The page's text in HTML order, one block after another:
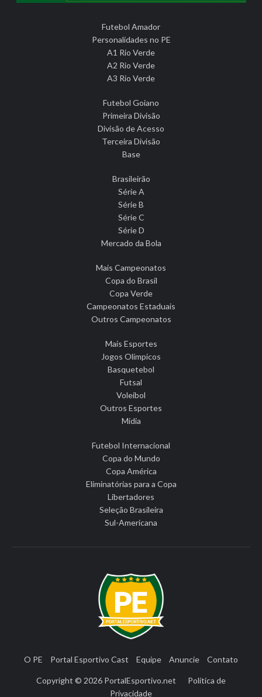
Futebol Amador
Personalidades no PE
A1 Rio Verde
A2 Rio Verde
A3 Rio Verde
Futebol Goiano
Primeira Divisão
Divisão de Acesso
Terceira Divisão
Base
Brasileirão
Série A
Série B
Série C
Série D
Mercado da Bola
Mais Campeonatos
Copa do Brasil
Copa Verde
Campeonatos Estaduais
Outros Campeonatos
Mais Esportes
Jogos Olímpicos
Basquetebol
Futsal
Voleibol
Outros Esportes
Mídia
Futebol Internacional
Copa do Mundo
Copa América
Eliminatórias para a Copa
Libertadores
Seleção Brasileira
Sul-Americana
O PE Portal Esportivo Cast Equipe Anuncie Contato
Copyright © 2026 PortalEsportivo.net
Política de
Privacidade